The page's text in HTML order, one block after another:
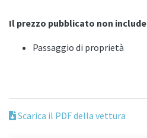
Il prezzo pubblicato non include
Passaggio di proprietà
Scarica il PDF della vettura